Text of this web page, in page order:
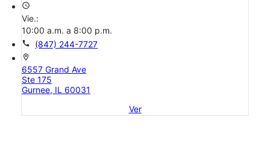
access_time
Vie.:
10:00 a.m. a 8:00 p.m.
call (847) 244-7727
location_on
6557 Grand Ave
Ste 175
Gurnee, IL 60031
Ver